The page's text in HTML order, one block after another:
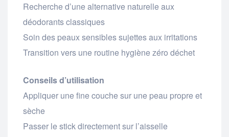
Recherche d’une alternative naturelle aux
déodorants classiques
Soin des peaux sensibles sujettes aux irritations
Transition vers une routine hygiène zéro déchet
Conseils d’utilisation
Appliquer une fine couche sur une peau propre et
sèche
Passer le stick directement sur l’aisselle